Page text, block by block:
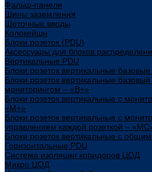
Фальш-панели
Шины заземления
Щеточные вводы
Колокейшн
Блоки розеток (PDU)
Аксессуары для блоков
Вертикальные PDU
Блоки розеток вертикальные
Блоки розеток вертикальные
мониторингом – «В+»
Блоки розеток вертикальные с
«М+»
Блоки розеток вертикальные с
управлением каждой розеткой –
Блоки розеток вертикальные с
Горизонтальные PDU
Система изоляции коридоров ЦОД
Микро ЦОД